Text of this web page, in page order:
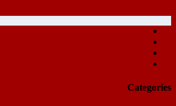
Categories